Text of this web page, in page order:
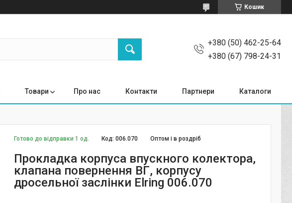
Кошик
+380 (50) 462-25-64
+380 (67) 798-24-31
Товари Про нас Контакти Партнери Каталоги
Готово до відправки 1 од. Оптом і в роздріб
Код:006.070
Прокладка корпуса впускного колектора,
клапана повернення ВГ, корпусу
дросельної заслінки Elring 006.070